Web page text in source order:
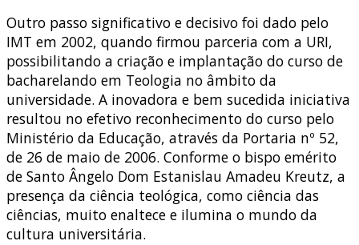
Outro passo significativo e decisivo foi dado pelo
IMT em 2002, quando firmou parceria com a URI,
possibilitando a criação e implantação do curso de
bacharelando em Teologia no âmbito da
universidade. A inovadora e bem sucedida iniciativa
resultou no efetivo reconhecimento do curso pelo
Ministério da Educação, através da Portaria nº 52,
de 26 de maio de 2006. Conforme o bispo emérito
de Santo Ângelo Dom Estanislau Amadeu Kreutz, a
presença da ciência teológica, como ciência das
ciências, muito enaltece e ilumina o mundo da
cultura universitária.